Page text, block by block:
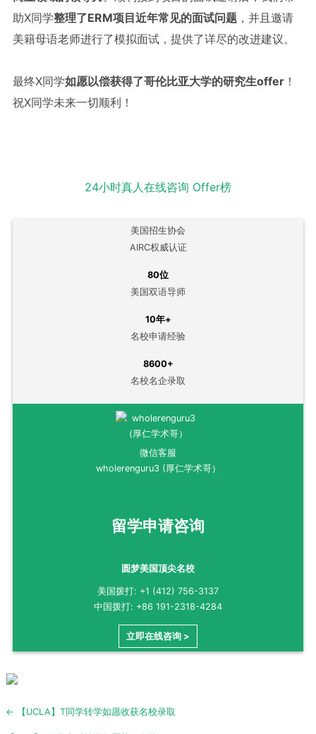
助X同学整理了ERM项目近年常见的面试问题 ，并且邀请
美籍母语老师进行了模拟面试，提供了详尽的改进建议。
最终X同学如愿以偿获得了哥伦比亚大学的研究生offer ！
祝X同学未来一切顺利！
24小时真人在线咨询 Offer榜
美国招生协会
AIRC权威认证
80位
美国双语导师
10年+
名校申请经验
8600+
名校名企录取
微信客服
wholerenguru3 (厚仁学术哥）
留学申请咨询
圆梦美国顶尖名校
美国拨打: +1 (412) 756-3137
中国拨打: +86 191-2318-4284
立即在线咨询 >
Post
← 【UCLA】T同学转学如愿收获名校录取